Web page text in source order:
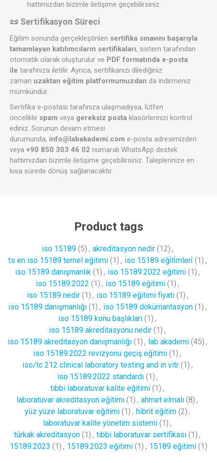
hattımızdan bizimle iletişime geçebilirsiniz.
📜 Sertifikasyon Süreci
Eğitim sonunda gerçekleştirilen sertifika sınavını başarıyla
tamamlayan katılımcıların sertifikaları, sistem tarafından
otomatik olarak oluşturulur ve PDF formatında e-posta
ile tarafınıza iletilir. Ayrıca, sertifikanızı dilediğiniz
zaman uzaktan eğitim platformumuzdan da indirmeniz
mümkündür.
Sertifika e-postası tarafınıza ulaşmadıysa, lütfen
öncelikle spam veya gereksiz posta klasörlerinizi kontrol
ediniz. Sorunun devam etmesi
durumunda, info@labakademi.com e-posta adresimizden
veya +90 850 303 46 02 numaralı WhatsApp destek
hattımızdan bizimle iletişime geçebilirsiniz. Taleplerinize en
kısa sürede dönüş sağlanacaktır.
Product tags
iso 15189 (5) , akreditasyon nedir (12) ,
ts en iso 15189 temel eğitimi (1) , iso 15189 eği̇ti̇mleri̇ (1) ,
iso 15189 danışmanlık (1) , iso 15189:2022 eğitimi (1) ,
iso 15189:2022 (1) , iso 15189 eğitimi (1) ,
iso 15189 nedir (1) , ıso 15189 eğitimi fiyatı (1) ,
iso 15189 danışmanlığı (1) , iso 15189 dokümantasyon (1) ,
iso 15189 konu başlıkları (1) ,
iso 15189 akreditasyonu nedir (1) ,
iso 15189 akreditasyon danışmanlığı (1) , lab akademi (45) ,
iso 15189:2022 revizyonu geçiş eğitimi (1) ,
iso/tc 212 clinical laboratory testing and in vitr (1) ,
iso 15189:2022 standardı (1) ,
tıbbi laboratuvar kalite eğitimi (1) ,
laboratuvar akreditasyon eğitimi (1) , ahmet elmalı (8) ,
yüz yüze laboratuvar eğitimi (1) , hibrit eğitim (2) ,
laboratuvar kalite yönetim sistemi (1) ,
türkak akreditasyon (1) , tıbbi laboratuvar sertifikası (1) ,
15189:2023 (1) , 15189:2023 eğitimi (1) , 15189 eğitimi (1)